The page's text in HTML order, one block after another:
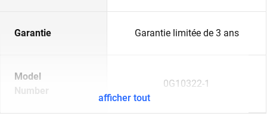
Garantie Garantie limitée de 3 ans
Model
Number
0G10322-1
afficher tout